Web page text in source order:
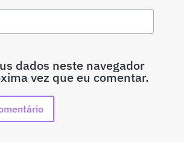
dados neste navegador
vez que eu comentar.